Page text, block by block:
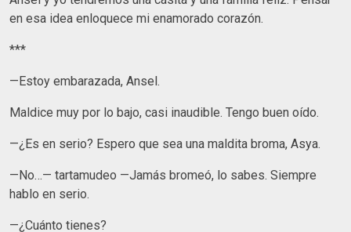
en esa idea enloquece mi enamorado corazón.
***
—Estoy embarazada, Ansel.
Maldice muy por lo bajo, casi inaudible. Tengo buen oído.
—¿Es en serio? Espero que sea una maldita broma, Asya.
—No…— tartamudeo —Jamás bromeó, lo sabes. Siempre
hablo en serio.
—¿Cuánto tienes?